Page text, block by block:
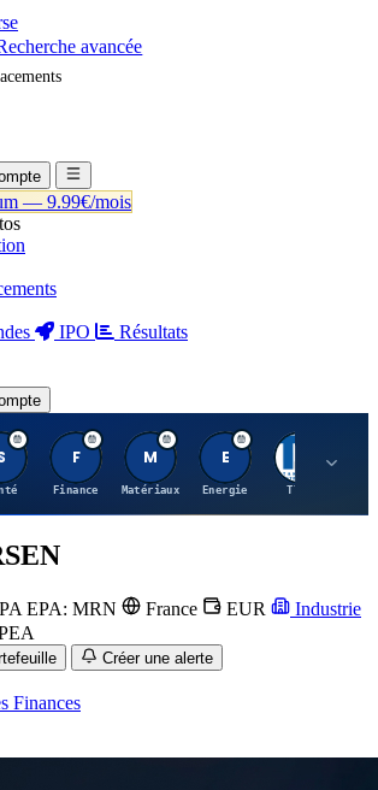
avancée
— 9.99€/mois
IPO
Résultats
F
Finance
M
Matériaux
E
Energie TTWO
EPA: MRN France EUR
Industrie
Créer une alerte
Finances